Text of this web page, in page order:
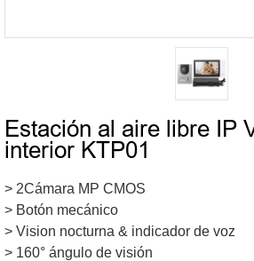
Estación al aire libre IP
interior KTP01
> 2Cámara MP CMOS
> Botón mecánico
> Vision nocturna & indicador de voz
> 160° ángulo de visión